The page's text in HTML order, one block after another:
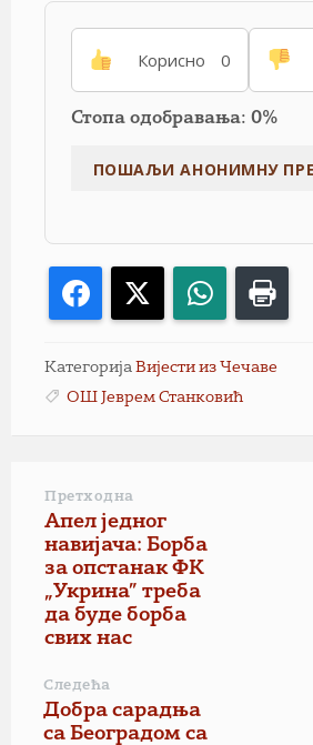
Корисно 0
Стопа одобравања: 0%
Facebook WhatsApp
Категорија Вијести из Чечаве
ОШ Јеврем Станковић
Претходна
Апел једног
навијача: Борба
за опстанак ФК
„Укрина” треба
да буде борба
свих нас
Следећа
Добра сарадња
са Београдом са